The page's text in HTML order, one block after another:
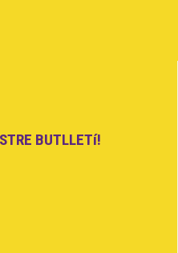
BUTLLETí!